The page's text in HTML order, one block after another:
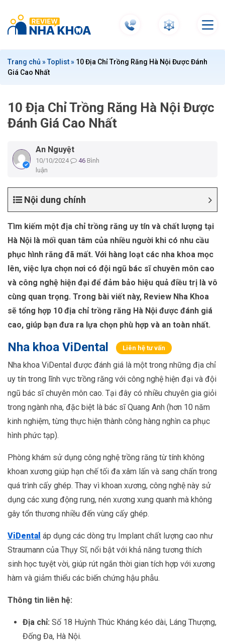
t
Trang chủ »Toplist» 10 Địa Chỉ Trồng Răng Hà Nội Được Đánh
Giá Cao Nhất
10 Địa Chỉ Trồng Răng Hà Nội Được
Đánh Giá Cao Nhất
An Nguyệt
10/10/2024 46 Bình
luận
Nội dung chính
Tìm kiếm một địa chỉ trồng răng uy tín và chất lượng tại
Hà Nội là mối quan tâm của nhiều người khi có nhu cầu
phục hình răng đã mất. Với hàng loạt các nha khoa mọc
lên, việc lựa chọn nơi có đội ngũ bác sĩ chuyên môn cao
và công nghệ hiện đại để đảm bảo hiệu quả điều trị là vô
cùng quan trọng. Trong bài viết này, Review Nha Khoa
sẽ tổng hợp 10 địa chỉ trồng răng Hà Nội được đánh giá
cao, giúp bạn đưa ra lựa chọn phù hợp và an toàn nhất.
Nha khoa ViDental Liên hệ tư vấn
Nha khoa ViDental được đánh giá là một trong những địa chỉ
uy tín trong lĩnh vực trồng răng với công nghệ hiện đại và đội
ngũ bác sĩ chuyên môn cao. Tại đây có nhiều chuyên gia giỏi
trong ngành nha, đặc biệt là bác sĩ Quang Anh (hơn 10 năm
kinh nghiệm, từng thực hiện thành công hàng nghìn ca phục
hình phức tạp).
Phòng khám sử dụng công nghệ trồng răng từ tính không
khoan xương giúp hạn chế tối đa xâm lấn và sang chấn trong
quá trình cấy ghép. Thay vì khoan xương, công nghệ này sử
dụng các xung động rung, nén xương xung quanh mà không
gây tổn thương nhiều đến vùng cấy ghép.
ViDental áp dụng các dòng trụ Implant chất lượng cao như
Straumann của Thụy Sĩ, nổi bật với khả năng tương thích
sinh học tuyệt vời, giúp rút ngắn thời gian tích hợp với xương
hàm và giảm thiểu các biến chứng hậu phẫu.
Thông tin liên hệ:
Địa chỉ: Số 18 Huỳnh Thúc Kháng kéo dài, Láng Thượng,
Đống Đa, Hà Nội.